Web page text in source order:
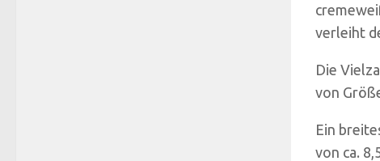
verleiht
Die
von
Ein
von ca.